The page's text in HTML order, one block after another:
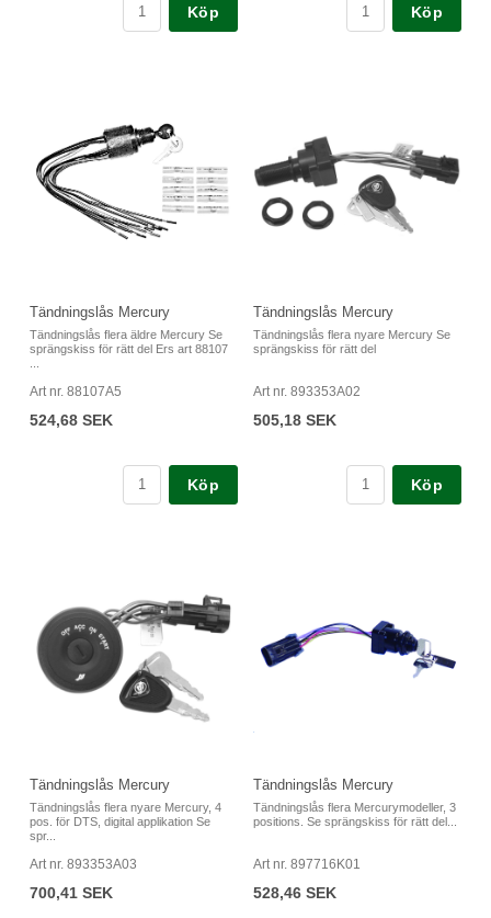
Köp Köp
Tändningslås Mercury
Tändningslås flera äldre Mercury Se
sprängskiss för rätt del Ers art 88107
Art nr. 88107A5
524,68 SEK
Köp
Tändningslås Mercury
Tändningslås flera nyare Mercury Se
sprängskiss för rätt del
Art nr. 893353A02
505,18 SEK
Köp
Tändningslås Mercury
Tändningslås flera nyare Mercury, 4
pos. för DTS, digital applikation Se
spr...
Art nr. 893353A03
700,41 SEK
Tändningslås Mercury
Tändningslås flera Mercurymodeller, 3
positions. Se sprängskiss för rätt del...
Art nr. 897716K01
528,46 SEK